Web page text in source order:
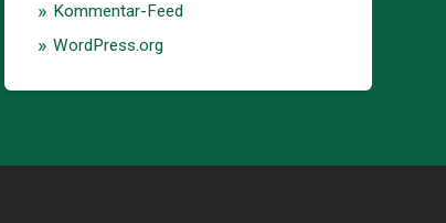
Kommentar-Feed
WordPress.org